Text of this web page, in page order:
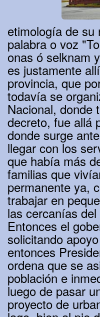
etimología de su
palabra o voz
onas ó selknam
es justamente
provincia, que
todavía se
Nacional, donde
decreto, fue allá
donde surge
llegar con los
que había más
familias que
permanente ya,
trabajar en
las cercanías
Entonces el
solicitando
entonces
ordena que se
población e
luego de pasar
proyecto de